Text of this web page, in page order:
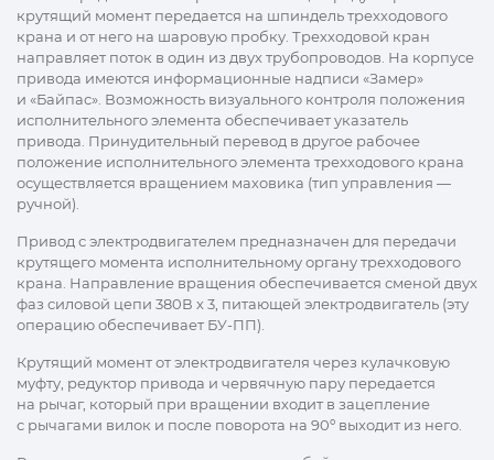
крутящий момент передается на шпиндель трехходового
крана и от него на шаровую пробку. Трехходовой кран
направляет поток в один из двух трубопроводов. На корпусе
привода имеются информационные надписи «Замер»
и «Байпас». Возможность визуального контроля положения
исполнительного элемента обеспечивает указатель
привода. Принудительный перевод в другое рабочее
положение исполнительного элемента трехходового крана
осуществляется вращением маховика (тип управления —
ручной).
Привод с электродвигателем предназначен для передачи
крутящего момента исполнительному органу трехходового
крана. Направление вращения обеспечивается сменой двух
фаз силовой цепи 380В х 3, питающей электродвигатель (эту
операцию обеспечивает БУ-ПП).
Крутящий момент от электродвигателя через кулачковую
муфту, редуктор привода и червячную пару передается
на рычаг, который при вращении входит в зацепление
с рычагами вилок и после поворота на 90º выходит из него.